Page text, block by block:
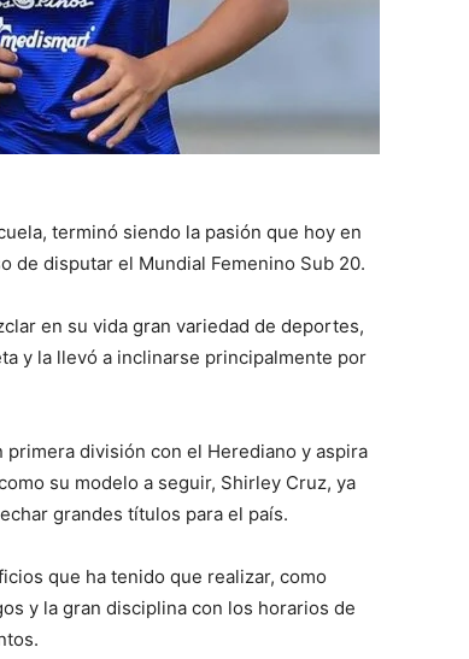
terminó siendo la pasión que hoy en
de disputar el Mundial Femenino Sub 20.
en su vida gran variedad de deportes,
y la llevó a inclinarse principalmente por
división con el Herediano y aspira
su modelo a seguir, Shirley Cruz, ya
grandes títulos para el país.
que ha tenido que realizar, como
y la gran disciplina con los horarios de